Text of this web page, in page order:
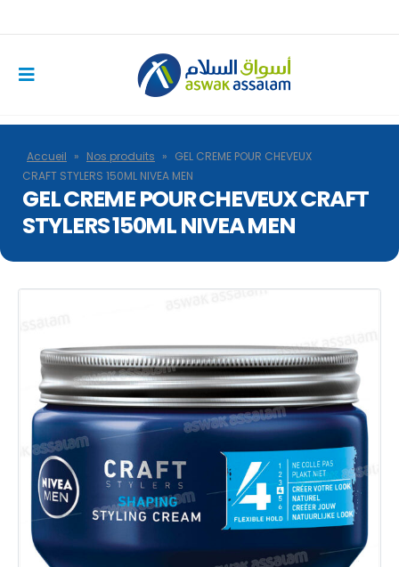
Accueil » Nos produits » GEL CREME POUR CHEVEUX
CRAFT STYLERS 150ML NIVEA MEN
GEL CREME POUR CHEVEUX CRAFT
STYLERS 150ML NIVEA MEN